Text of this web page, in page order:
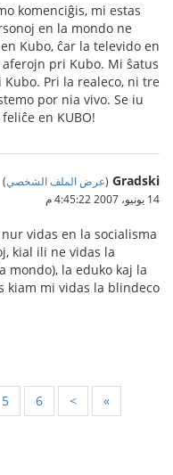
komenciĝis, mi estas
en la mondo ne
Kubo, ĉar la televido en
pri Kubo. Mi ŝatus
Pri la realeco, ni tre
por nia vivo. Se iu
en KUBO!
Gradski
(عرض الملف الشخصي)
14 يونيو، 2007 4:45:22 م
vidas en la socialisma
kial ili ne vidas la
mondo), la eduko kaj la
kiam mi vidas la blindeco
5 6 > »